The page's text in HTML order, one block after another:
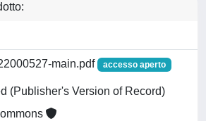
main.pdf accesso aperto
(Publisher's Version of Record)